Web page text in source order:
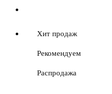
Хит продаж
Рекомендуем
Распродажа